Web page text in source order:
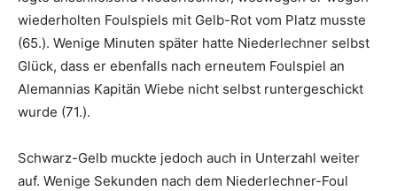
wiederholten Foulspiels mit Gelb-Rot vom Platz musste
(65.). Wenige Minuten später hatte Niederlechner selbst
Glück, dass er ebenfalls nach erneutem Foulspiel an
Alemannias Kapitän Wiebe nicht selbst runtergeschickt
wurde (71.).
Schwarz-Gelb muckte jedoch auch in Unterzahl weiter
auf. Wenige Sekunden nach dem Niederlechner-Foul